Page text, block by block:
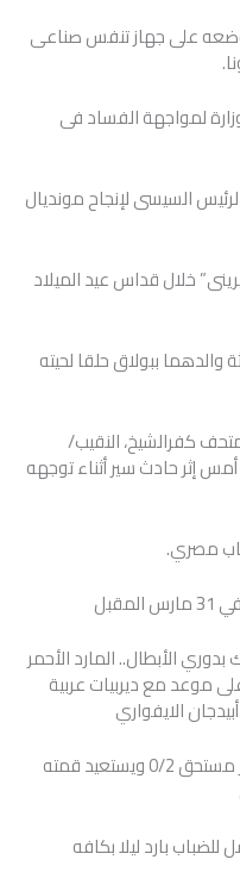
على جهاز تنفس صناعى
لمواجهة الفساد فى
السيسى لإنجاح مونديال
خلال قداس عيد الميلاد
والدهما ببولاق حلقا لحيته
كفرالشيخ، النقيب/
إثر حادث سير أثناء توجهه
مصري.
الأبطال.. المارد الأحمر
موعد مع ديربيات عربية
الايفواري
الأهلي يوقف طموح سيراميكا بفوز مستحق 0/2 ويستعيد قمته
بارد ليلا بكافه